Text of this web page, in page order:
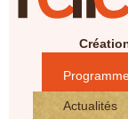
Actualités